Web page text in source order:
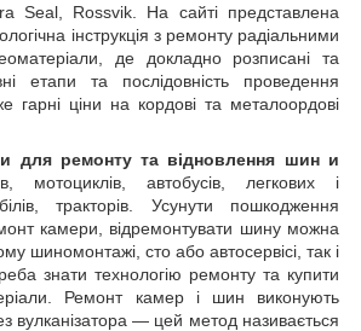
Seal, Rossvik. На сайті представлена
інструкція з ремонту радіальними
де докладно розписані та
етапи та послідовність проведення
гарні ціни на кордові та металоордові
для ремонту та відновлення шин и
мотоциклів, автобусів, легкових і
тракторів. Усунути пошкодження
камери, відремонтувати шину можна
шиномонтажі, сто або автосервісі, так і
знати технологію ремонту та купити
Ремонт камер і шин виконують
вулканізатора — цей метод називається